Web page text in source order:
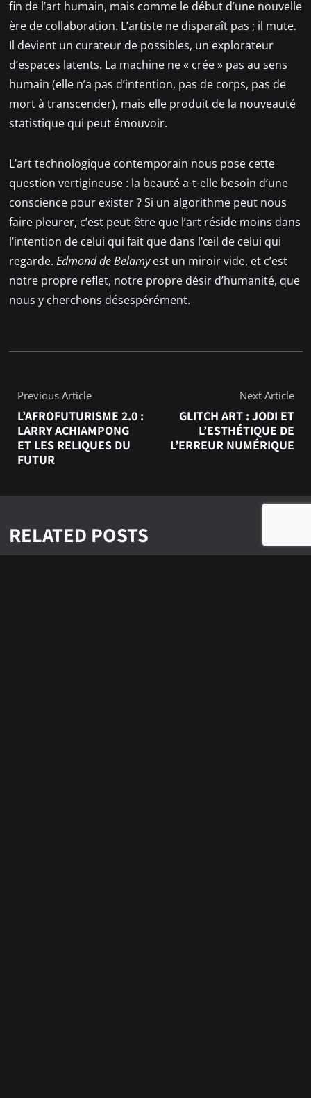
fin de l’art humain, mais comme le début d’une nouvelle
ère de collaboration. L’artiste ne disparaît pas ; il mute.
Il devient un curateur de possibles, un explorateur
d’espaces latents. La machine ne « crée » pas au sens
humain (elle n’a pas d’intention, pas de corps, pas de
mort à transcender), mais elle produit de la nouveauté
statistique qui peut émouvoir.
L’art technologique contemporain nous pose cette
question vertigineuse : la beauté a-t-elle besoin d’une
conscience pour exister ? Si un algorithme peut nous
faire pleurer, c’est peut-être que l’art réside moins dans
l’intention de celui qui fait que dans l’œil de celui qui
regarde. Edmond de Belamyest un miroir vide, et c’est
notre propre reflet, notre propre désir d’humanité, que
nous y cherchons désespérément.
Previous Article
L’AFROFUTURISME 2.0 :
LARRY ACHIAMPONG
ET LES RELIQUES DU
FUTUR
Next Article
GLITCH ART : JODI ET
L’ESTHÉTIQUE DE
L’ERREUR NUMÉRIQUE
RELATED POSTS